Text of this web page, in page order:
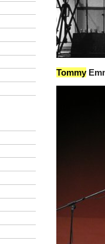
Tommy